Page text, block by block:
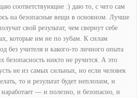
соответствующие :) даю то, с чего сам
на безопасные вещи в основном. Лучше
свой результат, чем свернут себе
которые им не по зубам. К силам
без учителя и какого-то личного опыта
безопасность никто не ручится. А это
не из самых сильных, но если человек
то и результат будет неплохим, и
наработает — и полезно, и безопасно, и